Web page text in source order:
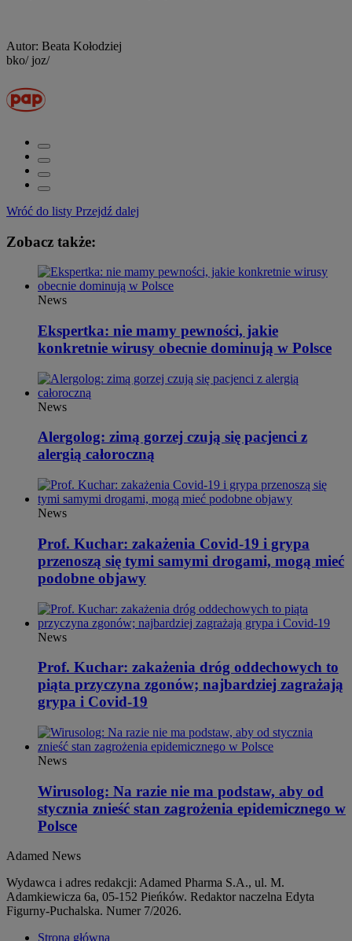
Autor: Beata Kołodziej
bko/ joz/
Wróć do listy Przejdź dalej
Zobacz także:
News
Ekspertka: nie mamy pewności, jakie
konkretnie wirusy obecnie dominują w Polsce
News
Alergolog: zimą gorzej czują się pacjenci z
alergią całoroczną
News
Prof. Kuchar: zakażenia Covid-19 i grypa
przenoszą się tymi samymi drogami, mogą mieć
podobne objawy
News
Prof. Kuchar: zakażenia dróg oddechowych to
piąta przyczyna zgonów; najbardziej zagrażają
grypa i Covid-19
News
Wirusolog: Na razie nie ma podstaw, aby od
stycznia znieść stan zagrożenia epidemicznego w
Polsce
Adamed News
Wydawca i adres redakcji: Adamed Pharma S.A., ul. M.
Adamkiewicza 6a, 05-152 Pieńków. Redaktor naczelna Edyta
Figurny-Puchalska. Numer 7/2026.
Strona główna